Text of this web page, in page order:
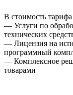
В стоимость
— Услуги по
технических
— Лицензия на
программный
— Комплексное
товарами